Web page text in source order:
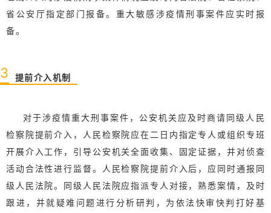
省公安厅指定部门报备。重大敏感涉疫情刑事案件应实时报
备。
3 提前介入机制
对于涉疫情重大刑事案件，公安机关应及时商请同级人民
检察院提前介入，人民检察院应在二日内指定专人或组织专班
开展介入工作，引导公安机关全面收集、固定证据，并对侦查
活动合法性进行监督。人民检察院提前介入后，应同时通报同
级人民法院。同级人民法院应指派专人对接，熟悉案情，及时
跟进，并就疑难问题进行分析研判，为依法快审快判打好基